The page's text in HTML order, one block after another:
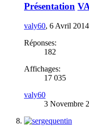
Présentation
valy60, 6 Avril 2014
Réponses:
182
Affichages:
17 035
valy60
3 Novembre